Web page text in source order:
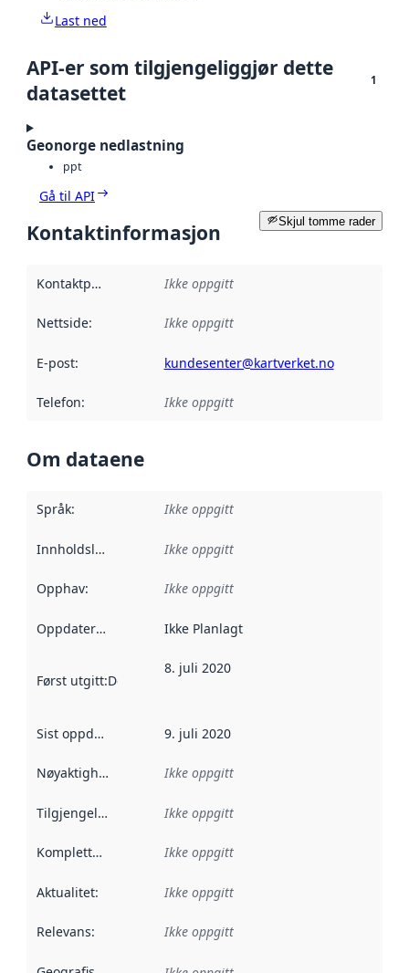
Last ned
API-er som tilgjengeliggjør dette
datasettet
1
Geonorge nedlastning
ppt
Gå til API
Skjul tomme rader
Kontaktinformasjon
Kontaktpunkt Ikke oppgitt
Nettside: Ikke oppgitt
E-post: kundesenter@kartverket.no
Telefon: Ikke oppgitt
Om dataene
Språk: Ikke oppgitt
Innholdsleverandører :
Ikke oppgitt
Opphav: Ikke oppgitt
Oppdateringsfrekvens :
Ikke Planlagt
Først utgitt:Denne datoen sier når dataene i dette
8. juli 2020
Sist oppdatert 9. juli 2020
Nøyaktighet Ikke oppgitt
Tilgjengelighet Ikke oppgitt
Kompletthet Ikke oppgitt
Aktualitet: Ikke oppgitt
Relevans: Ikke oppgitt